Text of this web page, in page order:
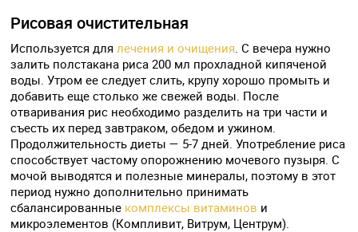
Рисовая очистительная
Используется для лечения и очищения . С вечера нужно
залить полстакана риса 200 мл прохладной кипяченой
воды. Утром ее следует слить, крупу хорошо промыть и
добавить еще столько же свежей воды. После
отваривания рис необходимо разделить на три части и
съесть их перед завтраком, обедом и ужином.
Продолжительность диеты — 5-7 дней. Употребление риса
способствует частому опорожнению мочевого пузыря. С
мочой выводятся и полезные минералы, поэтому в этот
период нужно дополнительно принимать
сбалансированные комплексы витаминов и
микроэлементов (Компливит, Витрум, Центрум).